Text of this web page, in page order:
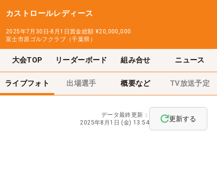
カストロールレディース
2025年7月30日-8月1日賞金総額 ¥20,000,000
富士市原ゴルフクラブ（千葉県）
大会TOP リーダーボード 組み合せ ニュース
ライブフォト 出場選手 概要など TV放送予定
データ最終更新：
2025年8月1日 (金) 13:54
更新する